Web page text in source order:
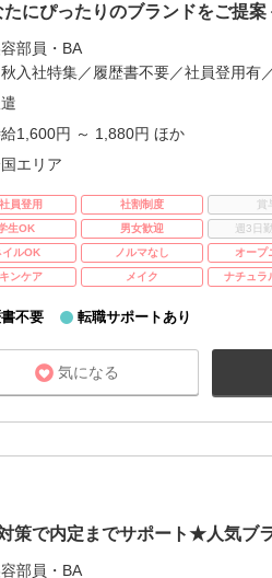
にぴったりのブランドをご提案
部員・BA
秋入社特集／履歴書不要／社員登用有
1,600円 ～ 1,880円 ほか
エリア
員登用 社割制度 賞
生OK
男女歓迎 週3日
イルOK
ノルマなし オープ
ンケア
メイク ナチュラ
不要 転職サポートあり
気になる
策で内定までサポート★人気ブ
部員・BA